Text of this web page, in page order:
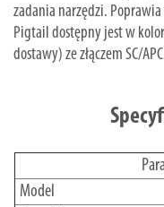
zadania narzędzi.
Pigtail dostępny jest w
dostawy) ze złączem SC/
Model